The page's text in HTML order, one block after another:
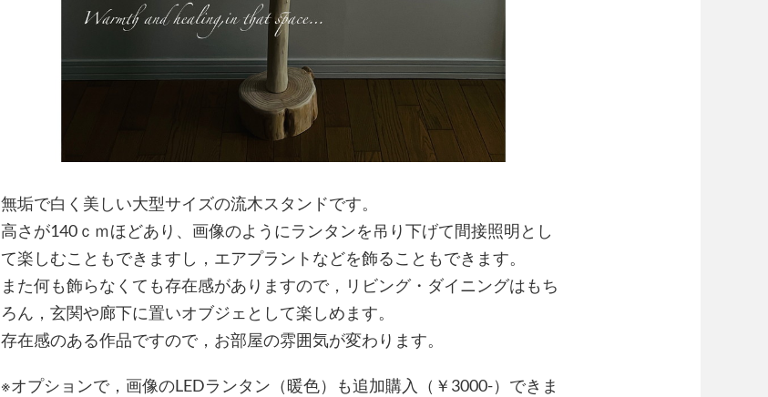
無垢で白く美しい大型サイズの流木スタンドです。
高さが140ｃｍほどあり、画像のようにランタンを吊り下げて間接照明とし
て楽しむこともできますし，エアプラントなどを飾ることもできます。
また何も飾らなくても存在感がありますので，リビング・ダイニングはもち
ろん，玄関や廊下に置いオブジェとして楽しめます。
存在感のある作品ですので，お部屋の雰囲気が変わります。
※オプションで，画像のLEDランタン（暖色）も追加購入（￥3000-）できま